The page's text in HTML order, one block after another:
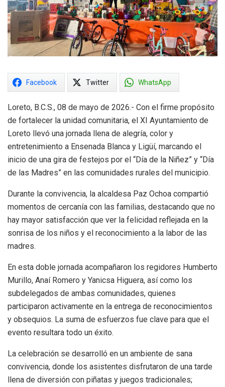
Facebook Twitter WhatsApp
Loreto, B.C.S., 08 de mayo de 2026.- Con el firme propósito
de fortalecer la unidad comunitaria, el XI Ayuntamiento de
Loreto llevó una jornada llena de alegría, color y
entretenimiento a Ensenada Blanca y Ligüí, marcando el
inicio de una gira de festejos por el “Día de la Niñez” y “Día
de las Madres” en las comunidades rurales del municipio.
Durante la convivencia, la alcaldesa Paz Ochoa compartió
momentos de cercanía con las familias, destacando que no
hay mayor satisfacción que ver la felicidad reflejada en la
sonrisa de los niños y el reconocimiento a la labor de las
madres.
En esta doble jornada acompañaron los regidores Humberto
Murillo, Anaí Romero y Yanicsa Higuera, así como los
subdelegados de ambas comunidades, quienes
participaron activamente en la entrega de reconocimientos
y obsequios. La suma de esfuerzos fue clave para que el
evento resultara todo un éxito.
La celebración se desarrolló en un ambiente de sana
convivencia, donde los asistentes disfrutaron de una tarde
llena de diversión con piñatas y juegos tradicionales;